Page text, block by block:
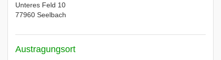
Unteres Feld 10
77960 Seelbach
Austragungsort